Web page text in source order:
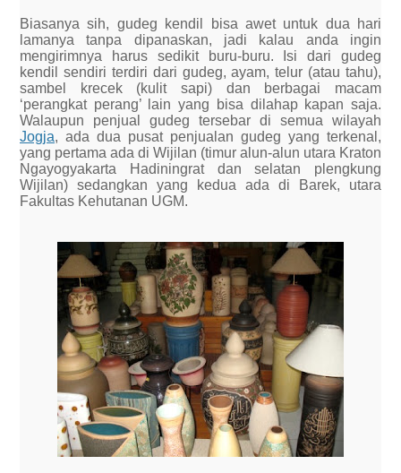
Biasanya sih, gudeg kendil bisa awet untuk dua hari
lamanya tanpa dipanaskan, jadi kalau anda ingin
mengirimnya harus sedikit buru-buru. Isi dari gudeg
kendil sendiri terdiri dari gudeg, ayam, telur (atau tahu),
sambel krecek (kulit sapi) dan berbagai macam
‘perangkat perang’ lain yang bisa dilahap kapan saja.
Walaupun penjual gudeg tersebar di semua wilayah
Jogja, ada dua pusat penjualan gudeg yang terkenal,
yang pertama ada di Wijilan (timur alun-alun utara Kraton
Ngayogyakarta Hadiningrat dan selatan plengkung
Wijilan) sedangkan yang kedua ada di Barek, utara
Fakultas Kehutanan UGM.